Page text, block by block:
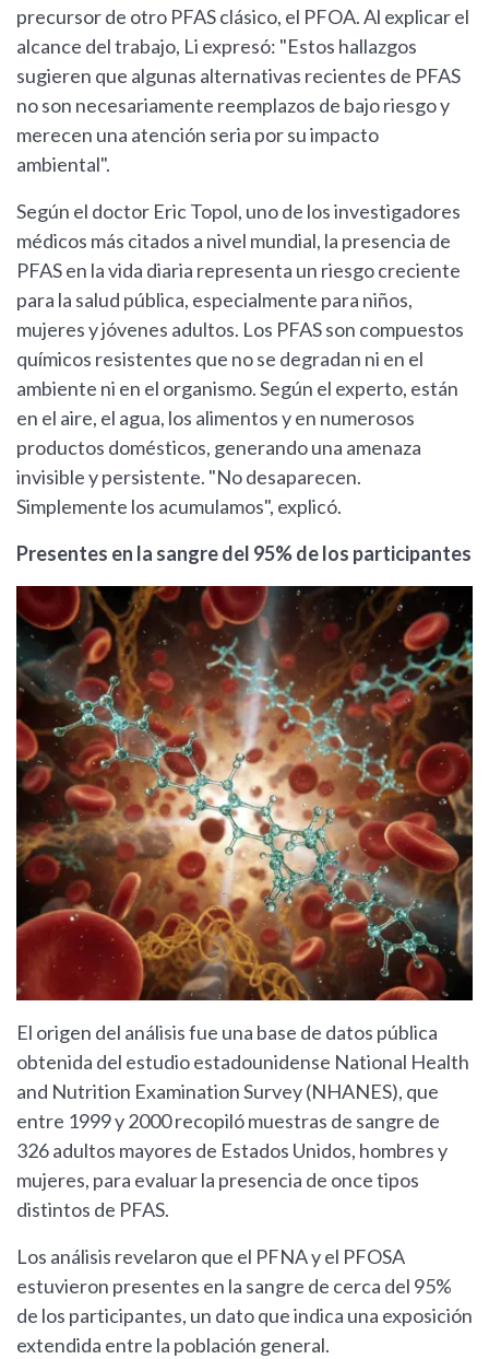
precursor de otro PFAS clásico, el PFOA. Al explicar el
alcance del trabajo, Li expresó: "Estos hallazgos
sugieren que algunas alternativas recientes de PFAS
no son necesariamente reemplazos de bajo riesgo y
merecen una atención seria por su impacto
ambiental".
Según el doctor Eric Topol, uno de los investigadores
médicos más citados a nivel mundial, la presencia de
PFAS en la vida diaria representa un riesgo creciente
para la salud pública, especialmente para niños,
mujeres y jóvenes adultos. Los PFAS son compuestos
químicos resistentes que no se degradan ni en el
ambiente ni en el organismo. Según el experto, están
en el aire, el agua, los alimentos y en numerosos
productos domésticos, generando una amenaza
invisible y persistente. "No desaparecen.
Simplemente los acumulamos", explicó.
Presentes en la sangre del 95% de los participantes
El origen del análisis fue una base de datos pública
obtenida del estudio estadounidense National Health
and Nutrition Examination Survey (NHANES), que
entre 1999 y 2000 recopiló muestras de sangre de
326 adultos mayores de Estados Unidos, hombres y
mujeres, para evaluar la presencia de once tipos
distintos de PFAS.
Los análisis revelaron que el PFNA y el PFOSA
estuvieron presentes en la sangre de cerca del 95%
de los participantes, un dato que indica una exposición
extendida entre la población general.